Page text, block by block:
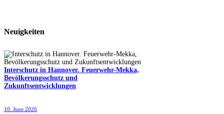
Neuigkeiten
Interschutz in Hannover. Feuerwehr-Mekka,
Bevölkerungsschutz und
Zukunftsentwicklungen
10. June 2026